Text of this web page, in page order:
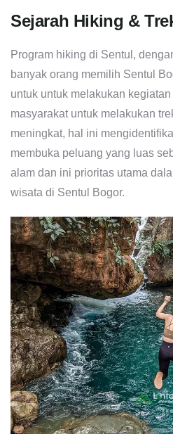
Sejarah Hiking &
Program hiking di Sentul,
banyak orang memilih Sentul
untuk untuk melakukan
masyarakat untuk melakukan
meningkat, hal ini
membuka peluang yang luas
alam dan ini prioritas utama
wisata di Sentul Bogor.